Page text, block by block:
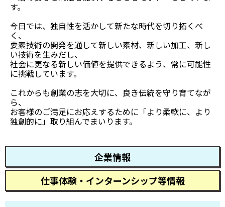
す。
今日では、独自性を活かして新たな時代を切り拓くべ
く、
要素技術の開発を通して新しい素材、新しい加工、新し
い技術を生みだし、
社会に更なる新しい価値を提供できるよう、常に可能性
に挑戦しています。
これからも創業の志を大切に、良き伝統を守り育てなが
ら、
お客様のご満足にお応えするために「より柔軟に、より
独創的に」取り組んでまいります。
企業情報
仕事体験・インターンシップ等情報